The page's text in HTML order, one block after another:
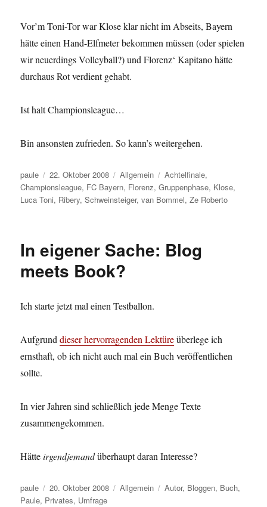
Vor’m Toni-Tor war Klose klar nicht im Abseits, Bayern
hätte einen Hand-Elfmeter bekommen müssen (oder spielen
wir neuerdings Volleyball?) und Florenz‘ Kapitano hätte
durchaus Rot verdient gehabt.
Ist halt Championsleague…
Bin ansonsten zufrieden. So kann’s weitergehen.
Autor
paule
Veröffentlicht
am
22. Oktober 2008 Kategorien
Allgemein Schlagwörter
Achtelfinale,
Championsleague, FC Bayern, Florenz,Gruppenphase, Klose,
Luca Toni, Ribery,Schweinsteiger,van Bommel,Ze Roberto
In eigener Sache: Blog
meets Book?
Ich starte jetzt mal einen Testballon.
Aufgrunddieser hervorragenden Lektüreüberlege ich
ernsthaft, ob ich nicht auch mal ein Buch veröffentlichen
sollte.
In vier Jahren sind schließlich jede Menge Texte
zusammengekommen.
Hätteirgendjemandüberhaupt daran Interesse?
Autor
paule
Veröffentlicht
am
20. Oktober 2008 Kategorien
Allgemein Schlagwörter
Autor, Bloggen, Buch,
Paule, Privates, Umfrage